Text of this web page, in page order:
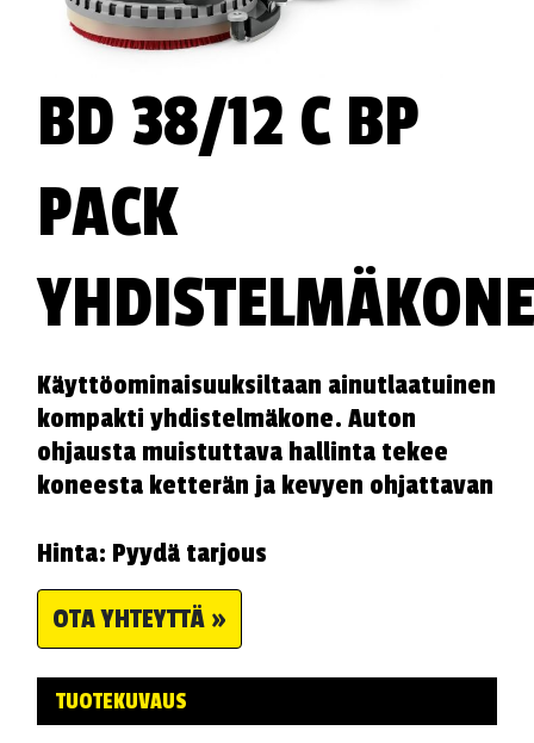
BD 38/12 C BP
PACK
YHDISTELMÄKONE
Käyttöominaisuuksiltaan ainutlaatuinen
kompakti yhdistelmäkone. Auton
ohjausta muistuttava hallinta tekee
koneesta ketterän ja kevyen ohjattavan
Hinta: Pyydä tarjous
OTA YHTEYTTÄ »
TUOTEKUVAUS